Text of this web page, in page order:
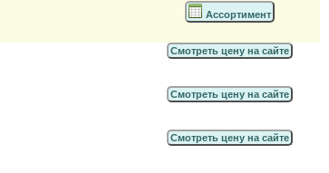
Ассортимент
Смотреть цену на сайте
Смотреть цену на сайте
Смотреть цену на сайте